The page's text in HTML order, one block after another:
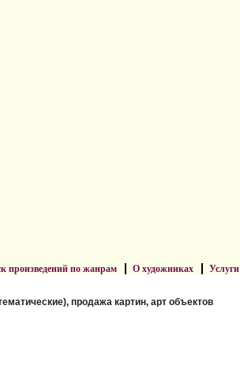
произведений по жанрам О художниках Услуги
продажа картин, арт объектов